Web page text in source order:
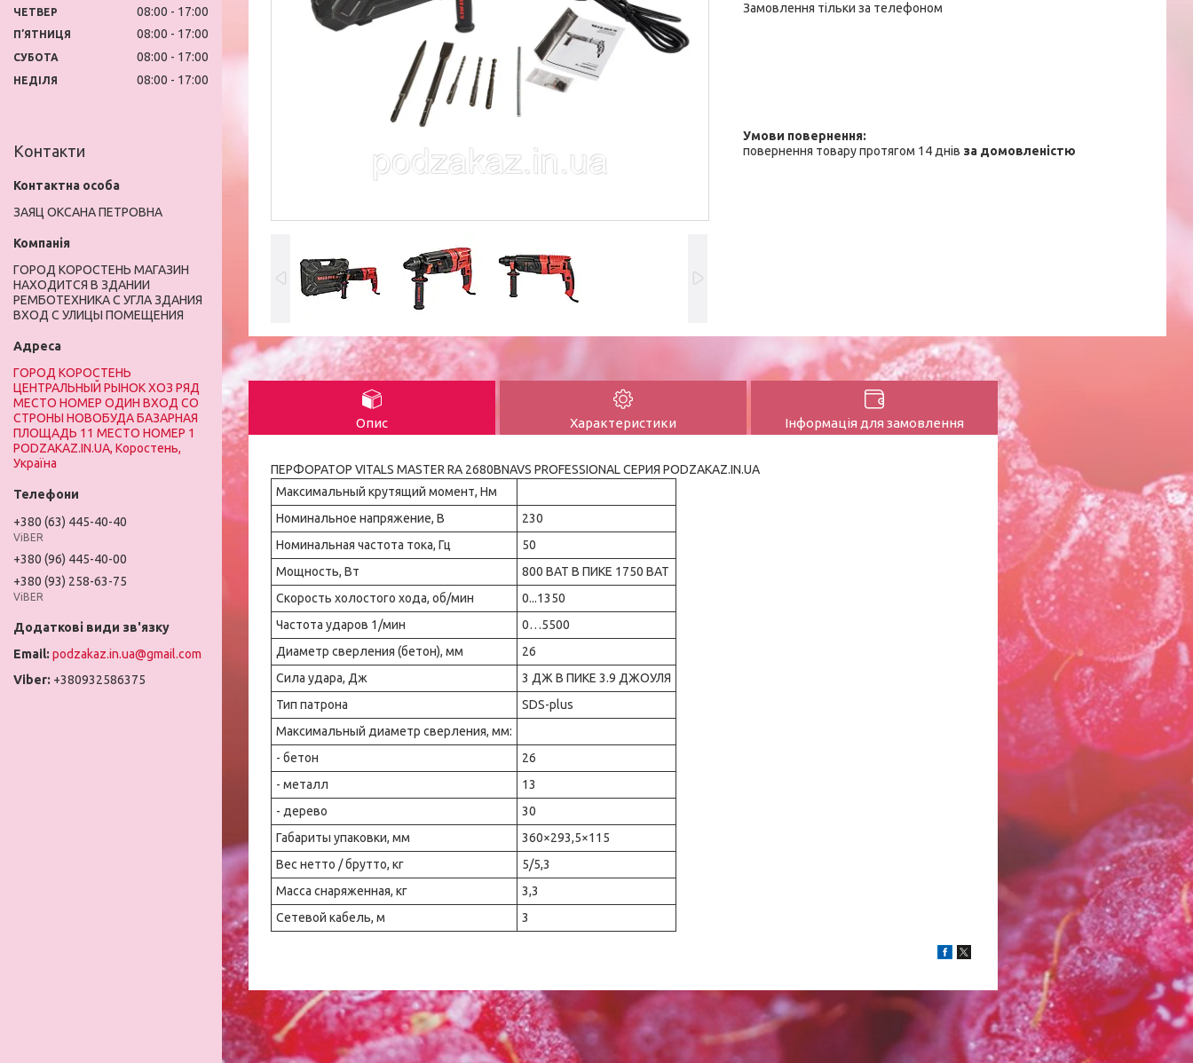
Замовлення тільки за телефоном
повернення товару протягом 14 днів за домовленістю
Опис Характеристики Інформація для замовлення
ПЕРФОРАТОР VITALS MASTER RA 2680BNAVS PROFESSIONAL СЕРИЯ PODZAKAZ.IN.UA
Максимальный крутящий момент, Нм
Номинальное напряжение, В
230
Номинальная частота тока, Гц
50
Мощность, Вт
800 ВАТ В ПИКЕ 1750 ВАТ
Скорость холостого хода, об/мин
0...1350
Частота ударов 1/мин
0…5500
Диаметр сверления (бетон), мм
26
Сила удара, Дж
3 ДЖ В ПИКЕ 3.9 ДЖОУЛЯ
Тип патрона
SDS-plus
Максимальный диаметр сверления, мм:
- бетон
26
- металл
13
- дерево
30
Габариты упаковки, мм
360×293,5×115
Вес нетто / брутто, кг
5/5,3
Масса снаряженная, кг
3,3
Сетевой кабель, м
3
ЧЕТВЕР 08:00 17:00
ПʼЯТНИЦЯ 08:00 17:00
СУБОТА 08:00 17:00
НЕДІЛЯ 08:00 17:00
Контакти
ЗАЯЦ ОКСАНА ПЕТРОВНА
ГОРОД КОРОСТЕНЬ МАГАЗИН
НАХОДИТСЯ В ЗДАНИИ
РЕМБОТЕХНИКА С УГЛА ЗДАНИЯ
ВХОД С УЛИЦЫ ПОМЕЩЕНИЯ
ГОРОД КОРОСТЕНЬ
ЦЕНТРАЛЬНЫЙ РЫНОК ХОЗ РЯД
МЕСТО НОМЕР ОДИН ВХОД СО
СТРОНЫ НОВОБУДА БАЗАРНАЯ
ПЛОЩАДЬ 11 МЕСТО НОМЕР 1
PODZAKAZ.IN.UA, Коростень,
Україна
+380 (63) 445-40-40
ViBER
+380 (96) 445-40-00
+380 (93) 258-63-75
ViBER
podzakaz.in.ua@gmail.com
+380932586375